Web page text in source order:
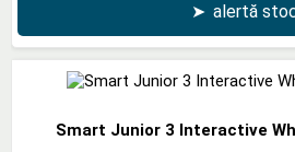
➤ alertă
Smart Junior 3 Interactive